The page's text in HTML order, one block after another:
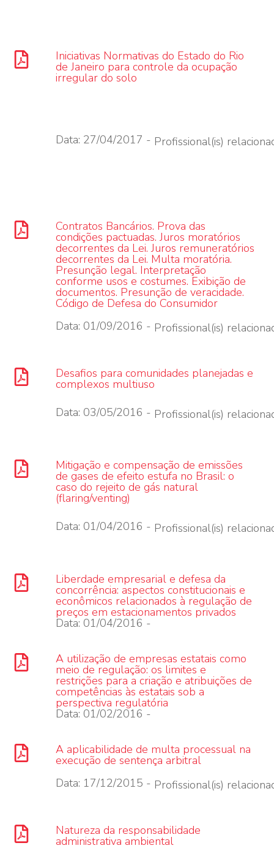
Iniciativas Normativas do Estado do Rio
de Janeiro para controle da ocupação
irregular do solo
Data: 27/04/2017 - Profissional(is)
Contratos Bancários. Prova das
condições pactuadas. Juros moratórios
decorrentes da Lei. Juros remuneratórios
decorrentes da Lei. Multa moratória.
Presunção legal. Interpretação
conforme usos e costumes. Exibição de
documentos. Presunção de veracidade.
Código de Defesa do Consumidor
Data: 01/09/2016 - Profissional(is)
Desafios para comunidades planejadas e
complexos multiuso
Data: 03/05/2016 - Profissional(is)
Mitigação e compensação de emissões
de gases de efeito estufa no Brasil: o
caso do rejeito de gás natural
(flaring/venting)
Data: 01/04/2016 - Profissional(is)
Liberdade empresarial e defesa da
concorrência: aspectos constitucionais e
econômicos relacionados à regulação de
preços em estacionamentos privados
Data: 01/04/2016 -
A utilização de empresas estatais como
meio de regulação: os limites e
restrições para a criação e atribuições de
competências às estatais sob a
perspectiva regulatória
Data: 01/02/2016 -
A aplicabilidade de multa processual na
execução de sentença arbitral
Data: 17/12/2015 - Profissional(is)
Natureza da responsabilidade
administrativa ambiental